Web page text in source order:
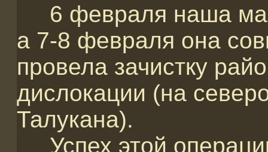
6 февраля наша
а 7-8 февраля она
провела зачистку
дислокации (на
Талукана).
Успех этой